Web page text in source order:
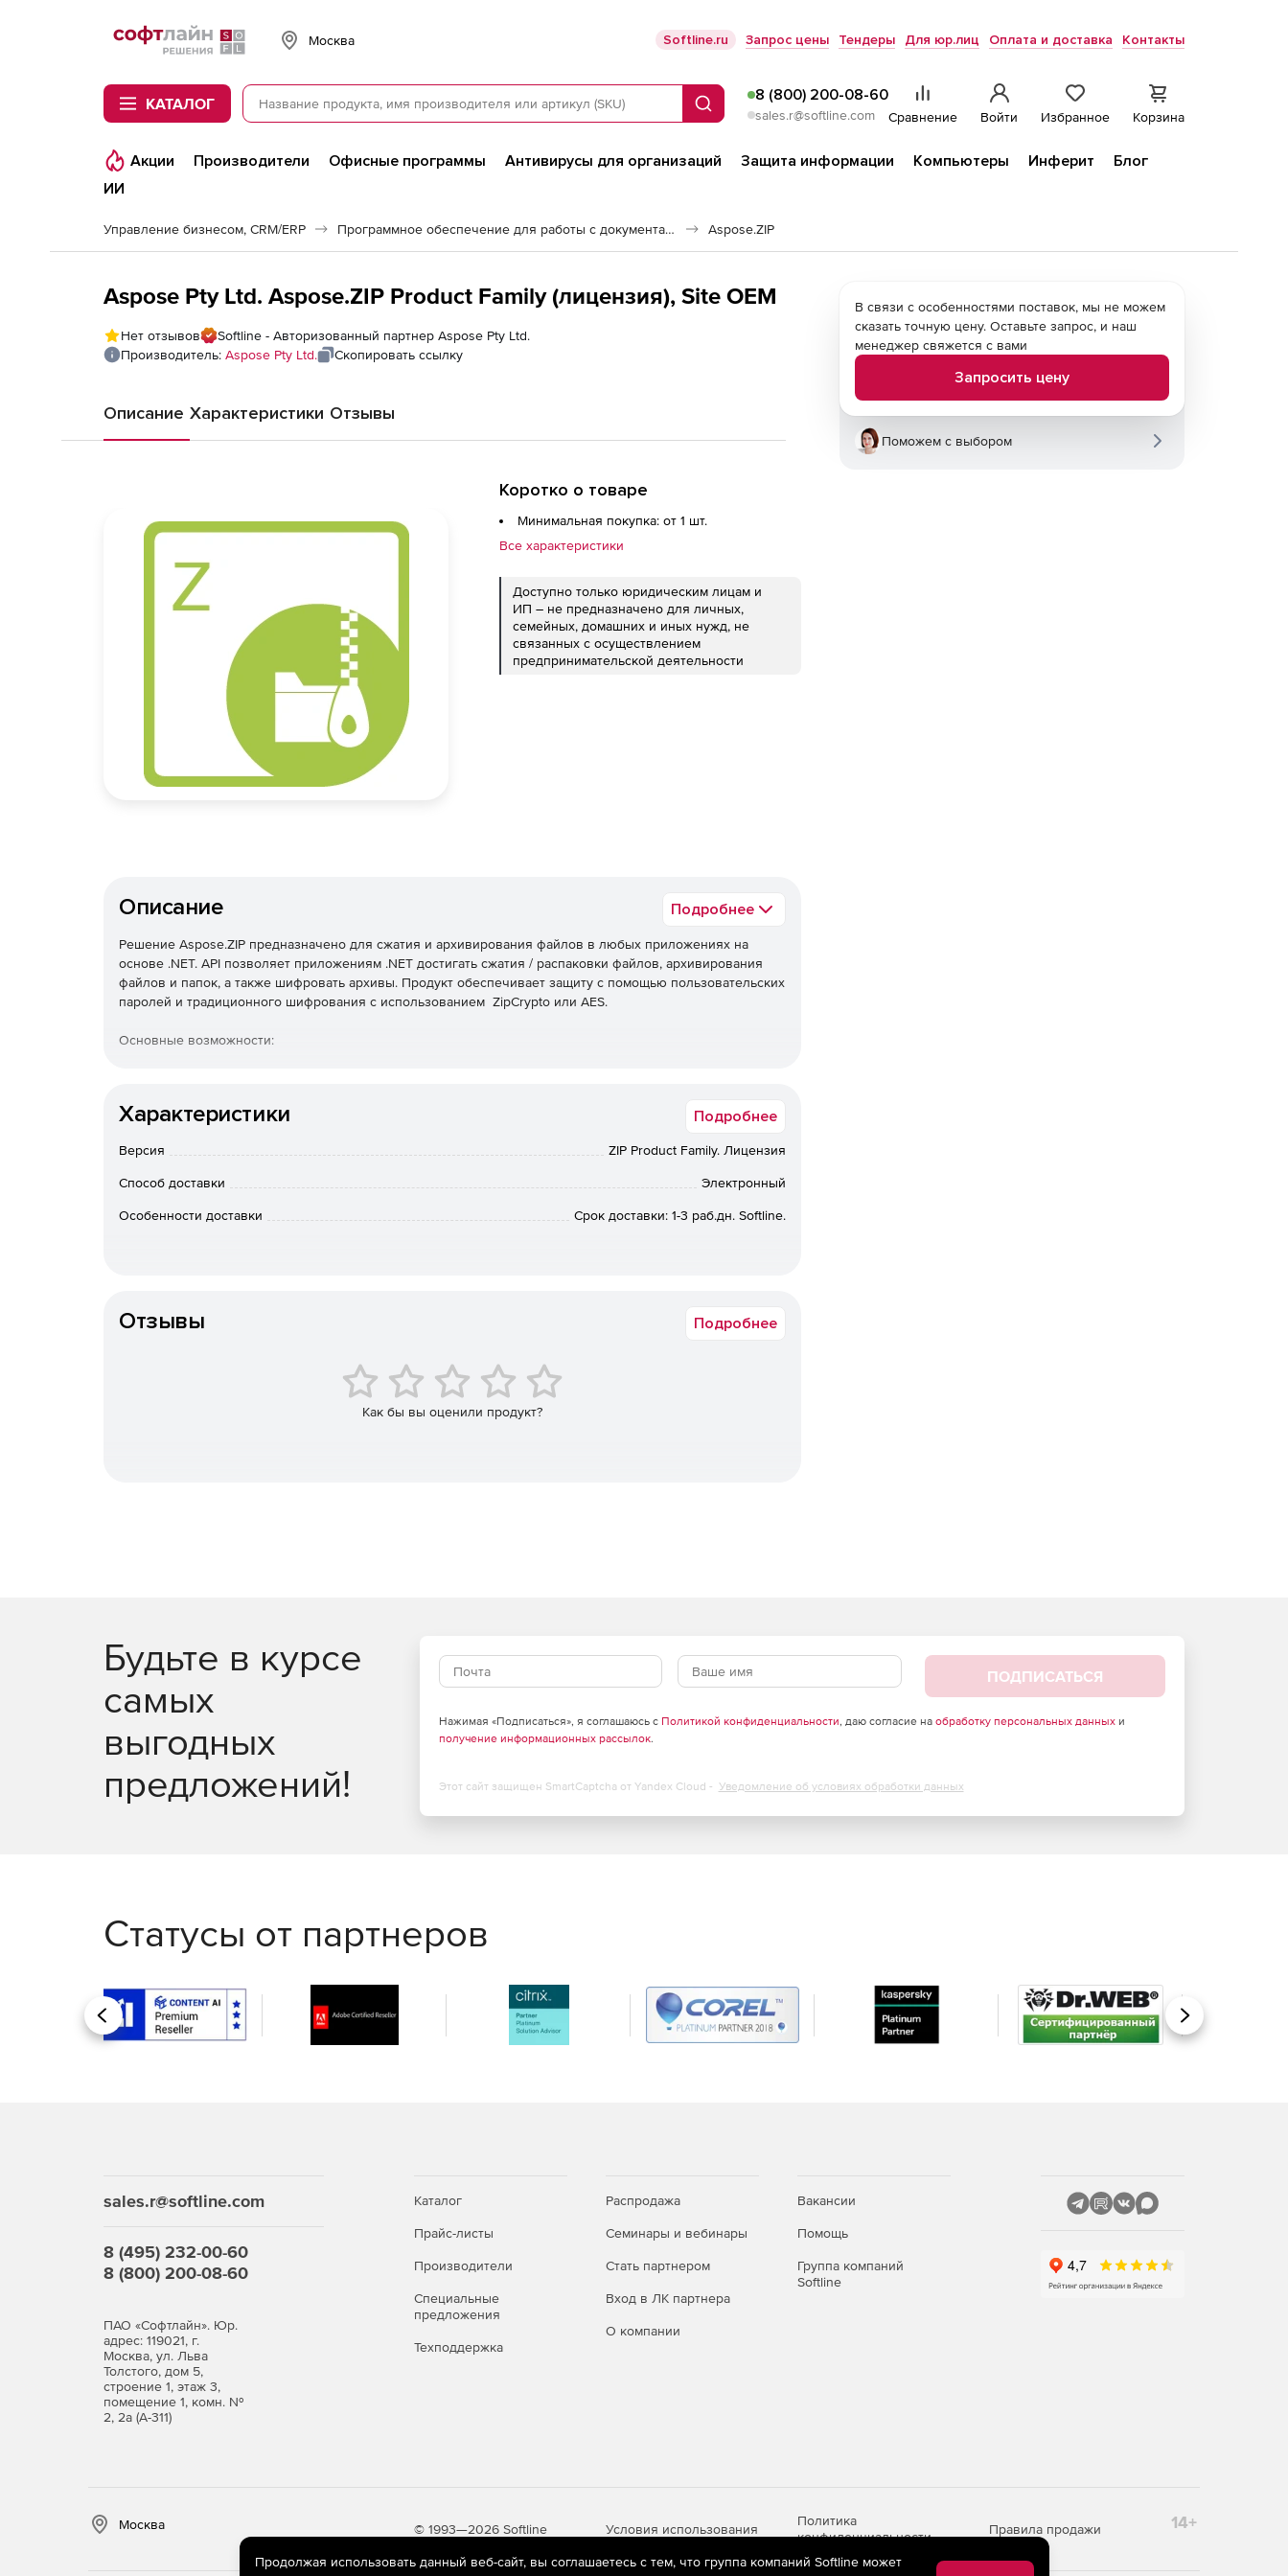
Softline
Москва Softline.ru Запрос цены Тендеры Для юр.лиц Оплата и доставка Контакты
КАТАЛОГ Поиск
8 (800) 200-08-60
sales.r@softline.com Сравнение Войти Избранное Корзина
Акции Производители Офисные программы Антивирусы для организаций Защита информации Компьютеры Инферит
Блог
ИИ
Управление бизнесом, CRM/ERP Программное обеспечение для работы с документами Aspose.ZIP
Aspose Pty Ltd. Aspose.ZIP Product Family (лицензия), Site OEM
Нет отзывов
Softline - Авторизованный партнер Aspose Pty Ltd.
Производитель: Aspose Pty Ltd. Скопировать ссылку
Описание Характеристики Отзывы
Коротко о товаре
Минимальная покупка: от 1 шт.
Все характеристики
Доступно только юридическим лицам и
ИП – не предназначено для личных,
семейных, домашних и иных нужд, не
связанных с осуществлением
предпринимательской деятельности
Описание Подробнее
Решение Aspose.ZIP предназначено для сжатия и архивирования файлов в любых приложениях на
основе .NET. API позволяет приложениям .NET достигать сжатия / распаковки файлов, архивирования
файлов и папок, а также шифровать архивы. Продукт обеспечивает защиту с помощью пользовательских
паролей и традиционного шифрования с использованием ZipCrypto или AES.
Основные возможности:
Возможность зашифровать весь архив или определенные записи.
Возможность сжать папку, соблюдая ее структуру.
Возможность добавить файлы в архивы без сжатия.
Распаковка в директорию, соответствующую структуре архива.
Характеристики Подробнее
Версия ZIP Product Family. Лицензия
Способ доставки Электронный
Особенности доставки Срок доставки: 1-3 раб.дн. Softline.
Отзывы Подробнее
Как бы вы оценили продукт?
В связи с особенностями поставок, мы не можем
сказать точную цену. Оставьте запрос, и наш
менеджер свяжется с вами
Запросить цену
Поможем с выбором
Будьте в курсе
самых
выгодных
предложений!
ПОДПИСАТЬСЯ
Нажимая «Подписаться», я соглашаюсь с Политикой конфиденциальности, даю согласие на обработку персональных данныхи
получение информационных рассылок.
Этот сайт защищен SmartCaptcha от Yandex Cloud - Уведомление об условиях обработки данных
Статусы от партнеров
Назад Вперед
sales.r@softline.com
8 (495) 232-00-60
8 (800) 200-08-60
ПАО «Софтлайн». Юр.
адрес: 119021, г.
Москва, ул. Льва
Толстого, дом 5,
строение 1, этаж 3,
помещение 1, комн. №
2, 2а (А-311)
Каталог
Прайс-листы
Производители
Специальные
предложения
Техподдержка
Распродажа
Семинары и вебинары
Стать партнером
Вход в ЛК партнера
О компании
Вакансии
Помощь
Группа компаний
Softline
Москва © 1993—2026 Softline Условия использования
Политика
конфиденциальности
Правила продажи 14+
Продолжая использовать данный веб-сайт, вы соглашаетесь с тем, что группа компаний Softline может